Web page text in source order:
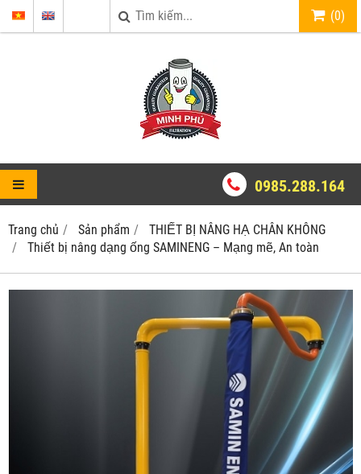
(0)
0985.288.164
Trang chủ Sản phẩm
THIẾT BỊ NÂNG HẠ CHÂN KHÔNG
Thiết bị nâng dạng ống SAMINENG – Mạng mẽ, An toàn